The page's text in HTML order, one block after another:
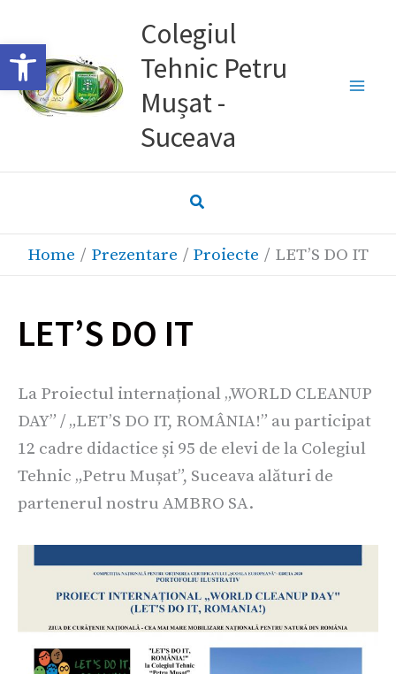
Deschide bara de unelte
to
content
Colegiul
Tehnic Petru
Mușat -
Suceava
Home Prezentare Proiecte LET’S DO IT
LET’S DO IT
La Proiectul internațional „WORLD CLEANUP
DAY” / „LET’S DO IT, ROMÂNIA!” au participat
12 cadre didactice și 95 de elevi de la Colegiul
Tehnic „Petru Mușat”, Suceava alături de
partenerul nostru AMBRO SA.